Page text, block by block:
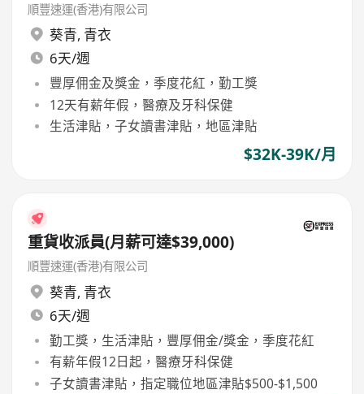
順豐速運(香港)有限公司
葵青, 青衣
6天/週
豐厚佣金及獎金，季度花紅，勤工獎
12天有薪年假，醫療及牙科保健
生活津貼，子女讀書津貼，地區津貼
$32K-39K/月
重貨收派員(月薪可達$39,000)
順豐速運(香港)有限公司
葵青, 青衣
6天/週
勤工獎，生活津貼，豐厚佣金/獎金，季度花紅
有薪年假12日起，醫療牙科保健
子女讀書津貼，指定職位地區津貼$500-$1,500